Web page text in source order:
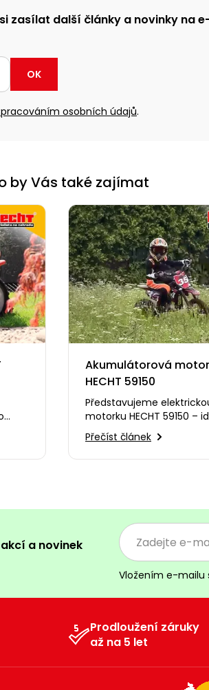
zasílat další články a novinky na
OK
osobních údajů.
by Vás také zajímat
Akumulátorová
HECHT 59150
Představujeme
motorku HECHT 59150 –
pro mladé nadšence do
jízdy. Spojuje…
Přečíst článek
a novinek
Vložením e-mailu
Prodloužení záruky
až na 5 let